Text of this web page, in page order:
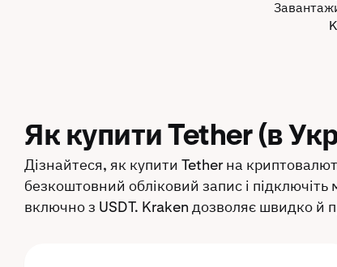
Як купити Tether (в
Дізнайтеся, як купити Tether на
безкоштовний обліковий запис і
включно з USDT. Kraken дозволяє швидко й